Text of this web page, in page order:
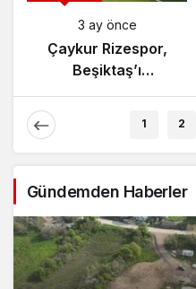
3 ay önce
Çaykur Rizespor,
Beşiktaş’ı
1 2
Gündemden Haberler